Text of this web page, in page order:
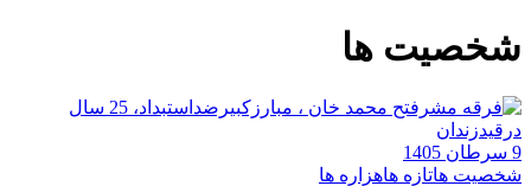
شخصیت ها
9 سرطان 1405
شخصیت هاتازه هاهزاره ها